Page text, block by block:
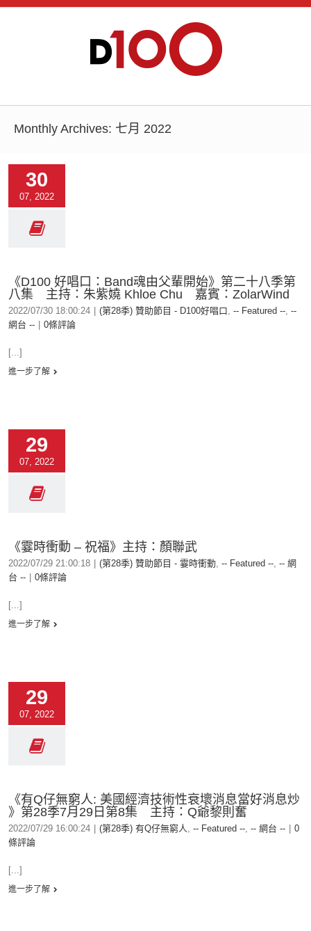
Monthly Archives: 七月 2022
30
07, 2022
《D100 好唱口：Band魂由父輩開始》第二十八季第
八集 主持：朱紫嬈 Khloe Chu 嘉賓：ZolarWind
2022/07/30 18:00:24 (第28季) 贊助節目 - D100好唱口, -- Featured --, --
網台 --
0條評論
[...]
進一步了解
29
07, 2022
《霎時衝動 – 祝福》主持：顏聯武
2022/07/29 21:00:18 (第28季) 贊助節目 - 霎時衝動, -- Featured --, -- 網
台 --
0條評論
[...]
進一步了解
29
07, 2022
《有Q仔無窮人: 美國經濟技術性衰壞消息當好消息炒
》第28季7月29日第8集 主持：Q爺黎則奮
2022/07/29 16:00:24 (第28季) 有Q仔無窮人, -- Featured --, -- 網台 --
0
條評論
[...]
進一步了解